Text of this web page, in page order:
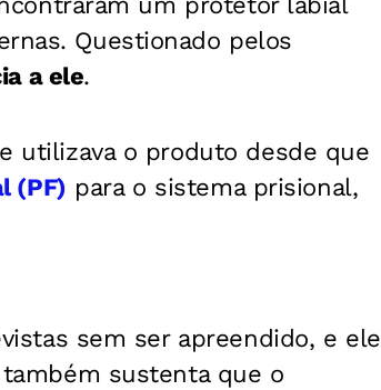
Questionado pelos
a ele.
utilizava o produto desde que
(PF) para o sistema prisional,
sem ser apreendido, e ele
sustenta que o